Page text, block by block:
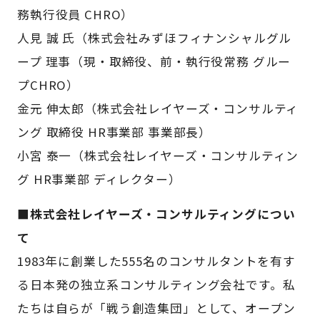
務執行役員 CHRO）
人見 誠 氏（株式会社みずほフィナンシャルグル
ープ 理事（現・取締役、前・執行役常務 グルー
プCHRO）
金元 伸太郎（株式会社レイヤーズ・コンサルティ
ング 取締役 HR事業部 事業部長）
小宮 泰一（株式会社レイヤーズ・コンサルティン
グ HR事業部 ディレクター）
■株式会社レイヤーズ・コンサルティングについ
て
1983年に創業した555名のコンサルタントを有す
る日本発の独立系コンサルティング会社です。私
たちは自らが「戦う創造集団」として、オープン